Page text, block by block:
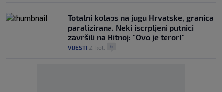
Totalni kolaps na jugu Hrvatske, granica
paralizirana. Neki iscrpljeni putnici
završili na Hitnoj: "Ovo je teror!"
VIJESTI 2. kol. 6